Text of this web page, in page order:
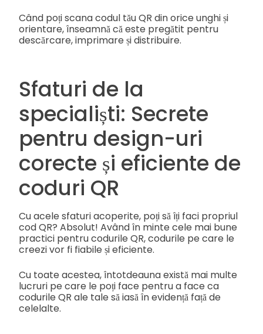
Când poți scana codul tău QR din orice unghi și
orientare, înseamnă că este pregătit pentru
descărcare, imprimare și distribuire.
Sfaturi de la
specialiști: Secrete
pentru design-uri
corecte și eficiente de
coduri QR
Cu acele sfaturi acoperite, poți să îți faci propriul
cod QR? Absolut! Având în minte cele mai bune
practici pentru codurile QR, codurile pe care le
creezi vor fi fiabile și eficiente.
Cu toate acestea, întotdeauna există mai multe
lucruri pe care le poți face pentru a face ca
codurile QR ale tale să iasă în evidență față de
celelalte.